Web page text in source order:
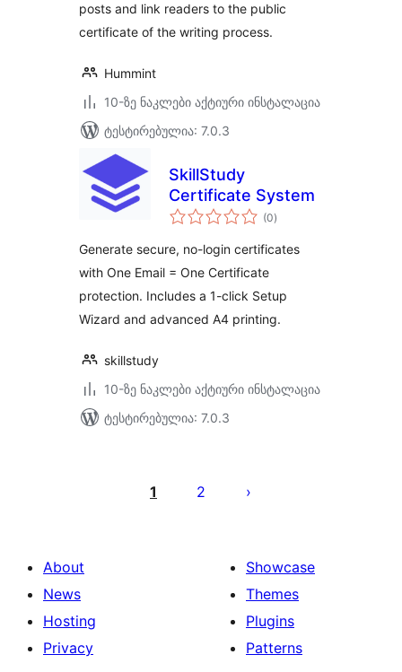
posts and link readers to the public
certificate of the writing process.
Hummint
10-ზე ნაკლები აქტიური ინსტალაცია
ტესტირებულია: 7.0.3
SkillStudy
Certificate System
(0საერთო
რეიტინგი
)
Generate secure, no-login certificates
with One Email = One Certificate
protection. Includes a 1-click Setup
Wizard and advanced A4 printing.
skillstudy
10-ზე ნაკლები აქტიური ინსტალაცია
ტესტირებულია: 7.0.3
გვერდებათ
1 2
About
News
Hosting
Privacy
Showcase
Themes
Plugins
Patterns